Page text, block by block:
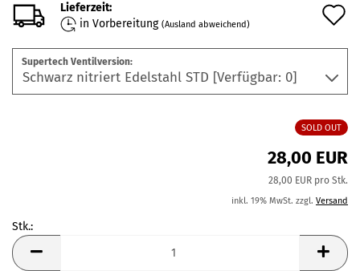
Lieferzeit:
in Vorbereitung (Ausland abweichend)
Supertech Ventilversion:
SOLD OUT
28,00 EUR
28,00 EUR pro Stk.
inkl. 19% MwSt. zzgl. Versand
Stk.:
Stk.